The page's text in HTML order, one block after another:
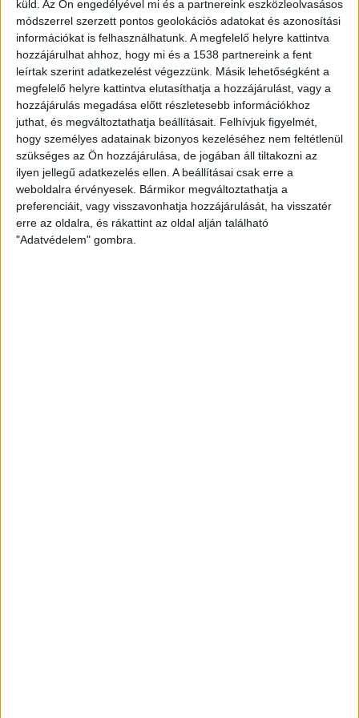
küld. Az Ön engedélyével mi és a partnereink eszközleolvasásos
módszerrel szerzett pontos geolokációs adatokat és azonosítási
információkat is felhasználhatunk. A megfelelő helyre kattintva
hozzájárulhat ahhoz, hogy mi és a 1538 partnereink a fent
leírtak szerint adatkezelést végezzünk. Másik lehetőségként a
megfelelő helyre kattintva elutasíthatja a hozzájárulást, vagy a
hozzájárulás megadása előtt részletesebb információkhoz
juthat, és megváltoztathatja beállításait. Felhívjuk figyelmét,
hogy személyes adatainak bizonyos kezeléséhez nem feltétlenül
szükséges az Ön hozzájárulása, de jogában áll tiltakozni az
ilyen jellegű adatkezelés ellen. A beállításai csak erre a
weboldalra érvényesek. Bármikor megváltoztathatja a
preferenciáit, vagy visszavonhatja hozzájárulását, ha visszatér
erre az oldalra, és rákattint az oldal alján található
"Adatvédelem" gombra.
Teljesítményelektronika Tanszék vezetője
hangsúlyozta: a SZEngine nem csak szakmai fejlődést
biztosít, de emberileg is formálja a hallgatókat, ami az
eredmények mellett a közösség szellemiségében is
megmutatkozik.
„Büszkék vagyunk arra, hogy a Széchenyi István
Egyetemen ilyen magas színvonalú és nemzetközileg
elismert munka folyik. Sosem a legjobb motor
létrehozása volt az elsődleges cél, hanem az, hogy a
csatlakozó hallgatók gyakorlati képzést kapjanak a
tanulmányaik mellett. Bízom benne, hogy a lelkesedésük
a jövőben is töretlen marad” – mondta, majd